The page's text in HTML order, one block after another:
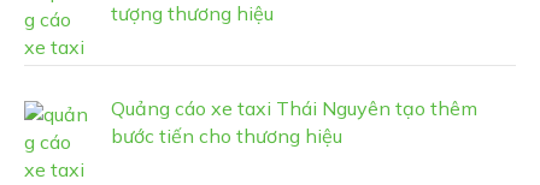
tượng thương hiệu
Quảng cáo xe taxi Thái Nguyên tạo thêm
bước tiến cho thương hiệu